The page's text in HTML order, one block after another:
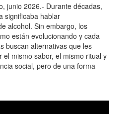
junio 2026.- Durante décadas,
significaba hablar
alcohol. Sin embargo, los
están evolucionando y cada
buscan alternativas que les
el mismo sabor, el mismo ritual y
social, pero de una forma